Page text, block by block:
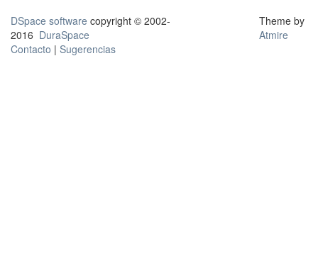
DSpace software copyright © 2002-
2016 DuraSpace
Contacto | Sugerencias
Theme by
Atmire